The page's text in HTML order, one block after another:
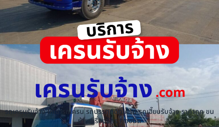
เครนรับจ้าง.com
รถเครนรับจ้าง ให้เช่ารถเครน รถบรรทุกติดเครน รถเฮี๊ยบรับจ้าง ราคาถูก ขน
ย้ายเครื่องจักร ทุกชนิด